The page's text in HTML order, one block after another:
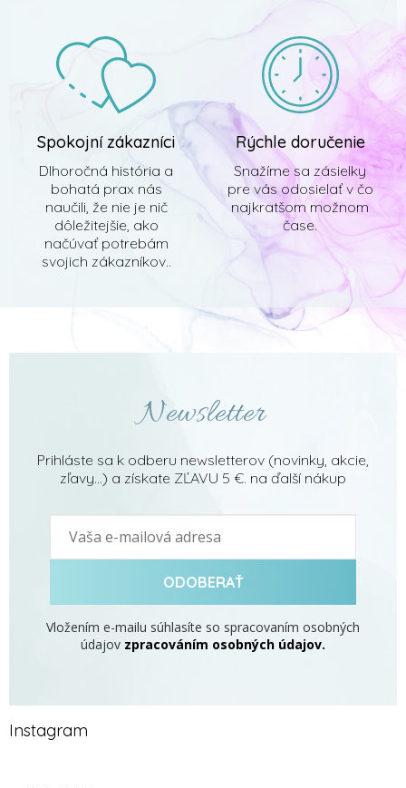
Spokojní zákazníci
Dlhoročná história a
bohatá prax nás
naučili, že nie je nič
dôležitejšie, ako
načúvať potrebám
svojich zákazníkov..
Rýchle doručenie
Snažíme sa zásielky
pre vás odosielať v čo
najkratšom možnom
čase.
Newsletter
Prihláste sa k odberu newsletterov (novinky, akcie,
zľavy...) a získate ZĽAVU 5 €. na ďalší nákup
ODOBERAŤ
Vložením e-mailu súhlasíte so spracovaním osobných
údajov zpracováním osobných údajov.
Instagram